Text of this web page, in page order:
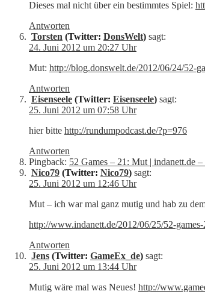
Dieses mal nicht über ein bestimmtes Spiel:
Antworten
Torsten (Twitter: DonsWelt) sagt:
24. Juni 2012 um 20:27 Uhr
Mut: http://blog.donswelt.de/2012/06/24/52-
Antworten
Eisenseele (Twitter: Eisenseele) sagt:
25. Juni 2012 um 07:58 Uhr
hier bitte http://rundumpodcast.de/?p=976
Antworten
Pingback: 52 Games – 21: Mut | indanett.de
Nico79 (Twitter: Nico79) sagt:
25. Juni 2012 um 12:46 Uhr
Mut – ich war mal ganz mutig und hab zu
http://www.indanett.de/2012/06/25/52-
Antworten
Jens (Twitter: GameEx_de) sagt:
25. Juni 2012 um 13:44 Uhr
Mutig wäre mal was Neues! http://